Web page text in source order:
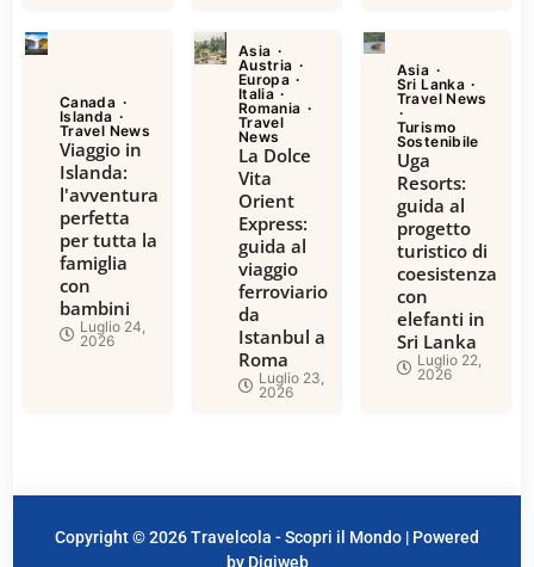
Canada
Islanda
Travel News
Viaggio in
Islanda:
l'avventura
perfetta
per tutta la
famiglia
con
bambini
Luglio 24,
2026
Asia
Austria
Europa
Italia
Romania
Travel
News
La Dolce
Vita
Orient
Express:
guida al
viaggio
ferroviario
da
Istanbul a
Roma
Luglio 23,
2026
Asia
Sri Lanka
Travel News
Turismo
Sostenibile
Uga
Resorts:
guida al
progetto
turistico di
coesistenza
con
elefanti in
Sri Lanka
Luglio 22,
2026
Copyright © 2026 Travelcola - Scopri il Mondo | Powered
by Digiweb